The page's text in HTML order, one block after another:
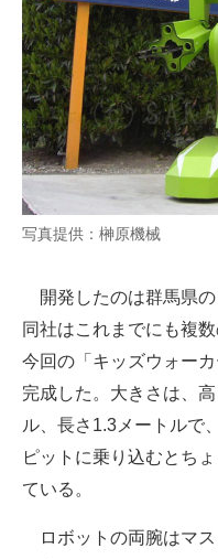
電子設計の基本と応用
エネルギーの専門メディア
建設×テクノロジーの最前
ちょっと気になるネット
写真提供：榊原機械
開発したのは群馬県の
同社はこれまでにも複
今回の「キッズウォー
完成した。大きさは、
ル、長さ1.3メートルで
ピットに乗り込むとち
ている。
ロボットの両腕はマス